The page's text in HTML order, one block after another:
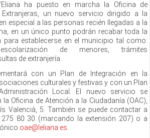
ha puesto en marcha la Oficina de
un nuevo servicio dirigido a la
especial a las personas recién llegadas a la
en un único punto podrán recabar toda la
para establecerse en el municipio tal como:
escolarización de menores, trámites
de extranjería.
con un Plan de Integración en la
culturales y festivas y con un Plan
Local. El nuevo servicio se
Oficina de Atención a la Ciudadanía (OAC),
Valencià, 5. También se puede contactar a
80 30 (marcando la extensión 207) o a
oae@leliana.es